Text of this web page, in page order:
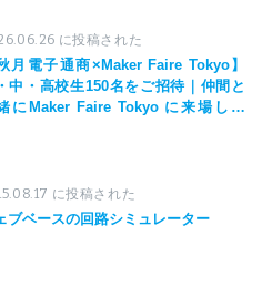
に投稿された
月電子通商×Maker Faire Tokyo】
中・高校生150名をご招待｜仲間と
にMaker Faire Tokyo に来場しよ
に投稿された
ブベースの回路シミュレーター